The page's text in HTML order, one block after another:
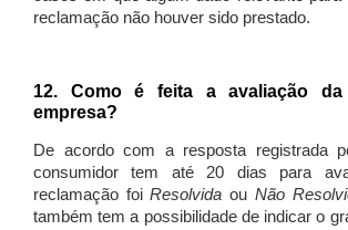
reclamação não houver sido prestado.
12. Como é feita a avaliação
empresa?
De acordo com a resposta registrada
consumidor tem até 20 dias para
reclamação foiResolvida ou Não
também tem a possibilidade de indicar o